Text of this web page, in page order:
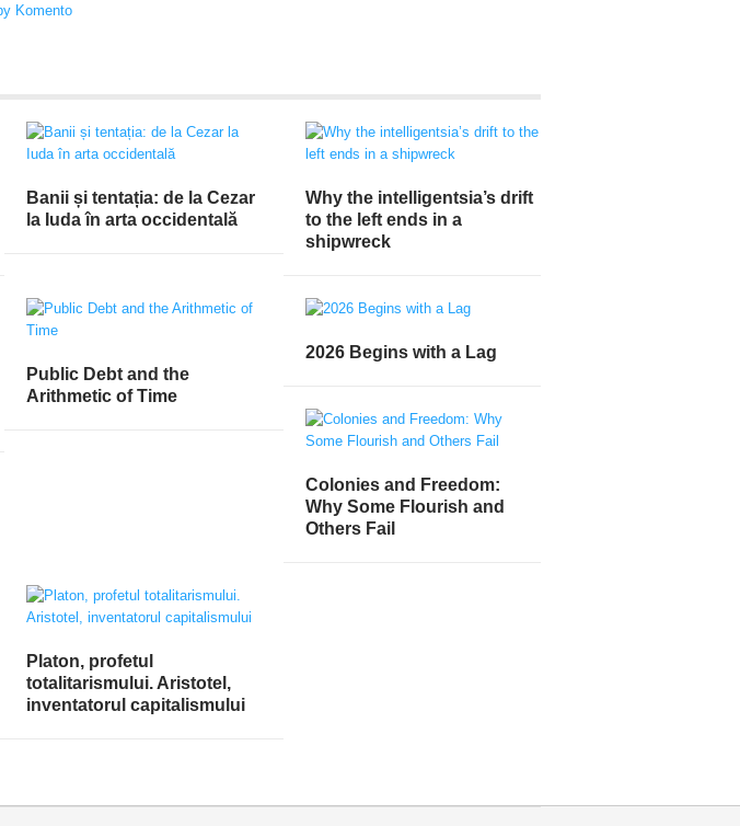
Komento
Banii și tentația: de la Cezar
la Iuda în arta occidentală
Why the intelligentsia’s drift
to the left ends in a
shipwreck
Public Debt and the
Arithmetic of Time
2026 Begins with a Lag
Colonies and Freedom:
Why Some Flourish and
Others Fail
Platon, profetul
totalitarismului. Aristotel,
inventatorul capitalismului